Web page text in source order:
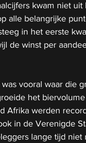
kwam niet uit
alle belangrijke
in het eerste
de winst per
vooral waar die
het
Afrika werden
in de Verenigde
lange tijd niet